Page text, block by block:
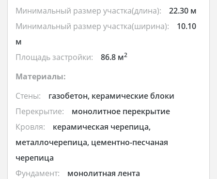
Минимальный размер участка(длина):
22.30 м
Минимальный размер участка(ширина):
10.10
м
Площадь застройки:
86.8 м2
Материалы:
Стены:
газобетон, керамические блоки
Перекрытие:
монолитное перекрытие
Кровля:
керамическая черепица,
металлочерепица, цементно-песчаная
черепица
Фундамент:
монолитная лента